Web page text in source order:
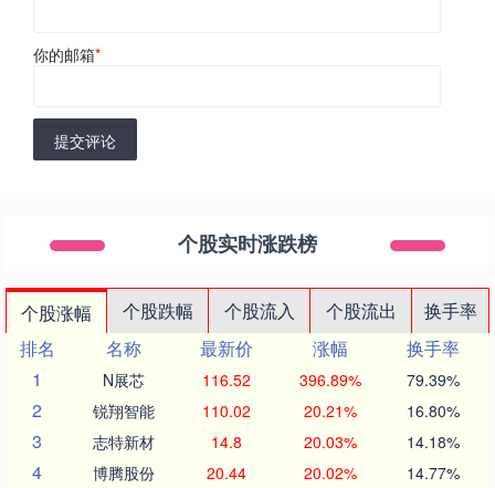
你的邮箱*
提交评论
个股实时涨跌榜
个股涨幅 个股跌幅 个股流入 个股流出
换手率
排名
名称 最新价 涨幅
换手率
1
N展芯 116.52 396.89% 79.39%
2 锐翔智能 110.02 20.21% 16.80%
3 志特新材 14.8 20.03% 14.18%
4 博腾股份 20.44 20.02% 14.77%